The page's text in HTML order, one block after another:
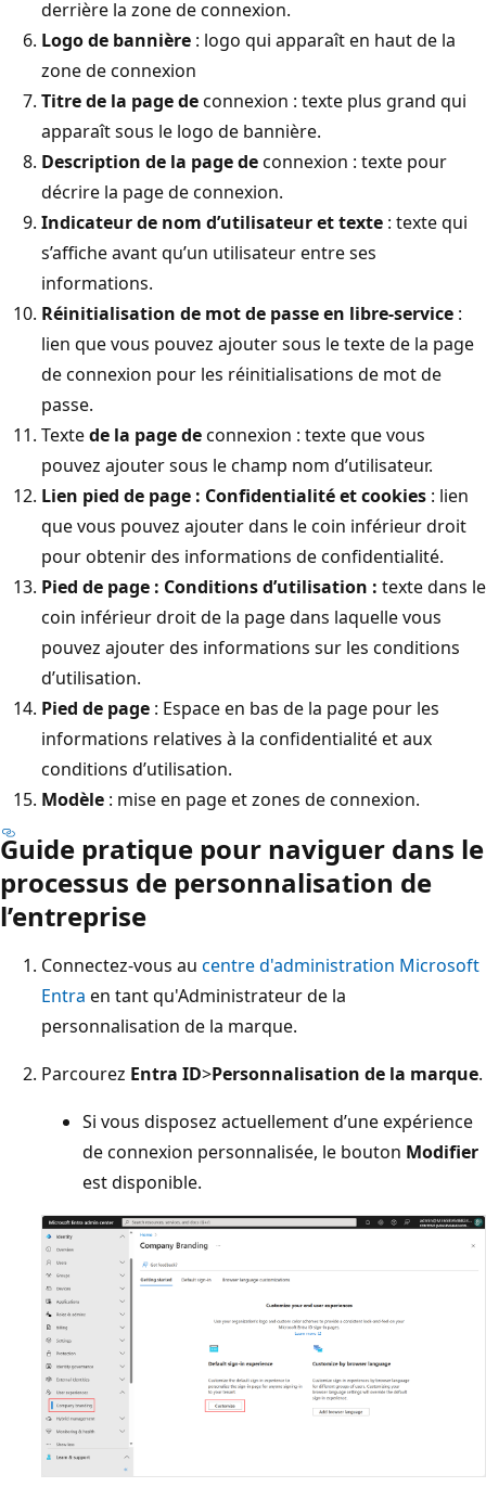
derrière la zone de connexion.
Logo de bannière : logo qui apparaît en haut de la
zone de connexion
Titre de la page deconnexion : texte plus grand qui
apparaît sous le logo de bannière.
Description de la page deconnexion : texte pour
décrire la page de connexion.
Indicateur de nom d’utilisateur et texte : texte qui
s’affiche avant qu’un utilisateur entre ses
informations.
Réinitialisation de mot de passe en libre-service :
lien que vous pouvez ajouter sous le texte de la page
de connexion pour les réinitialisations de mot de
passe.
Textede la page deconnexion : texte que vous
pouvez ajouter sous le champ nom d’utilisateur.
Lien pied de page : Confidentialité et cookies : lien
que vous pouvez ajouter dans le coin inférieur droit
pour obtenir des informations de confidentialité.
Pied de page : Conditions d’utilisation : texte dans le
coin inférieur droit de la page dans laquelle vous
pouvez ajouter des informations sur les conditions
d’utilisation.
Pied de page : Espace en bas de la page pour les
informations relatives à la confidentialité et aux
conditions d’utilisation.
Modèle : mise en page et zones de connexion.
Guide pratique pour naviguer dans le
processus de personnalisation de
l’entreprise
Connectez-vous au centre d'administration Microsoft
Entra en tant qu'Administrateur de la
personnalisation de la marque.
Parcourez Entra ID>Personnalisation de la marque.
Si vous disposez actuellement d’une expérience
de connexion personnalisée, le bouton Modifier
est disponible.